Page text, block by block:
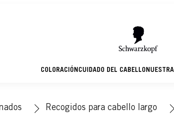
COLORACIÓNCUIDADO DEL CABELLO
Recogidos para cabello largo